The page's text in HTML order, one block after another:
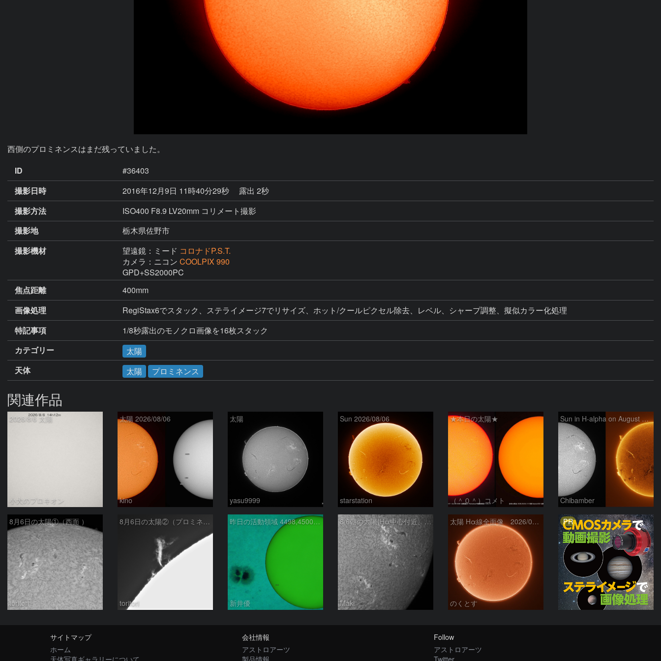
西側のプロミネンスはまだ残っていました。
ID
#36403
撮影日時
2016年12月9日 11時40分29秒
露出 2秒
撮影方法
ISO400 F8.9 LV20mm コリメート撮影
撮影地
栃木県佐野市
撮影機材
望遠鏡：ミード コロナドP.S.T.
カメラ：ニコン COOLPIX 990
GPD+SS2000PC
焦点距離
400mm
画像処理
RegiStax6でスタック、ステライメージ7でリサイズ、ホット/クールピクセル除去、レベル、シャープ調整、擬似カラー化処理
特記事項
1/8秒露出のモノクロ画像を16枚スタック
カテゴリー
太陽
天体
太陽 プロミネンス
関連作品
2026/8/6 太陽
小犬のプロキオン
太陽 2026/08/06
kino
太陽
yasu9999
Sun 2026/08/06
starstation
★本日の太陽★
（＾０＾）コメト
Sun in H-alpha on August 6, 2026
Chibamber
8月6日の太陽①（西面 ）
toritori
8月6日の太陽②（プロミネン北東縁 ）
toritori
昨日の活動領域 4498,4500：2026/08/05
新井優
8/6朝の太陽(Hα中心付近、4498、4502付近)
Maki
太陽 Hα線全面像 2026/08/06
のくとす
PR
サイトマップ
ホーム
天体写真ギャラリーについて
会社情報
アストロアーツ
製品情報
Follow
アストロアーツ
Twitter